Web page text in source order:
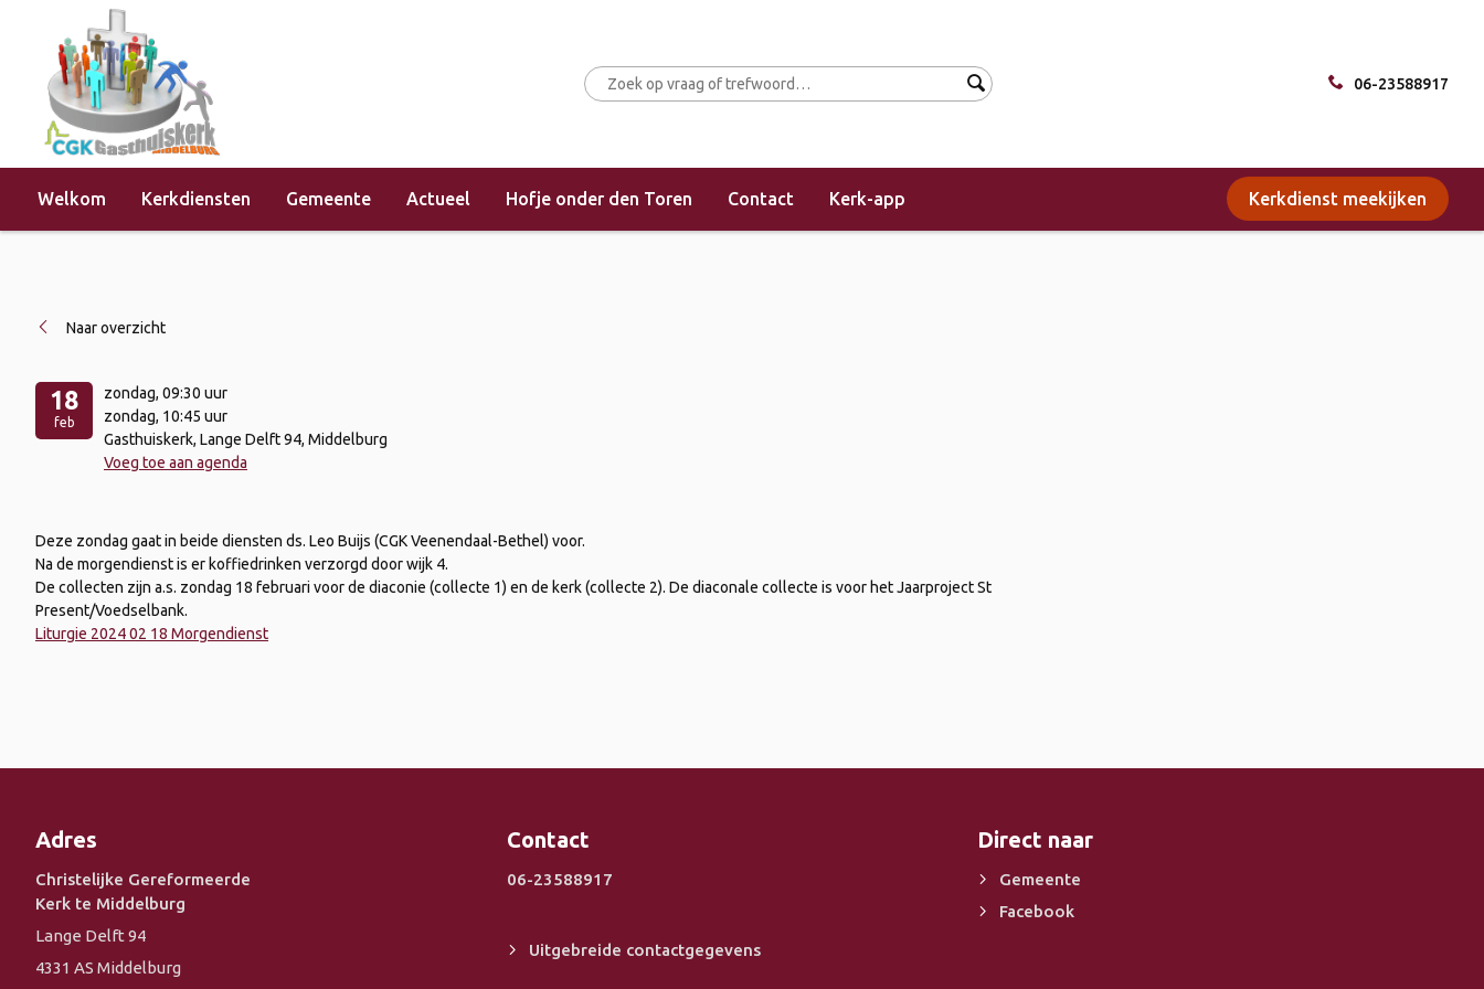
06-23588917
Welkom Kerkdiensten Gemeente Actueel Hofje onder den Toren Contact Kerk-app Kerkdienst meekijken
Home »Evenementen »Kerkdienst (morgendienst)
Naar overzicht
18
feb
zondag, 09:30 uur
zondag, 10:45 uur
Gasthuiskerk, Lange Delft 94, Middelburg
Voeg toe aan agenda
Deze zondag gaat in beide diensten ds. Leo Buijs (CGK Veenendaal-Bethel) voor.
Na de morgendienst is er koffiedrinken verzorgd door wijk 4.
De collecten zijn a.s. zondag 18 februari voor de diaconie (collecte 1) en de kerk (collecte 2). De diaconale collecte is voor het Jaarproject St
Present/Voedselbank.
Liturgie 2024 02 18 Morgendienst
Adres
Christelijke Gereformeerde
Kerk te Middelburg
Lange Delft 94
4331 AS Middelburg
Contact
06-23588917
Uitgebreide contactgegevens
Direct naar
Gemeente
Facebook